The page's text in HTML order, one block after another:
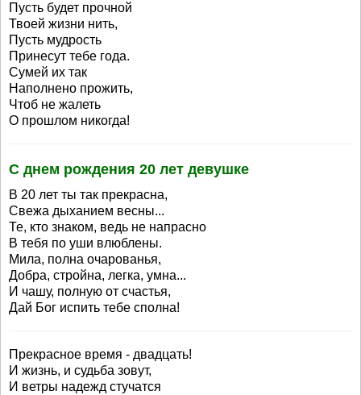
Пусть будет прочной
Твоей жизни нить,
Пусть мудрость
Принесут тебе года.
Сумей их так
Наполнено прожить,
Чтоб не жалеть
О прошлом никогда!
С днем рождения 20 лет девушке
В 20 лет ты так прекрасна,
Свежа дыханием весны...
Те, кто знаком, ведь не напрасно
В тебя по уши влюблены.
Мила, полна очарованья,
Добра, стройна, легка, умна...
И чашу, полную от счастья,
Дай Бог испить тебе сполна!
Прекрасное время - двадцать!
И жизнь, и судьба зовут,
И ветры надежд стучатся